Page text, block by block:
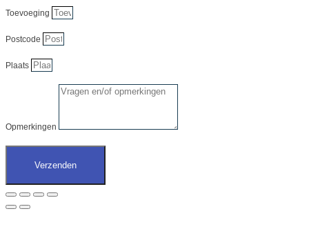
Toevoeging
Postcode
Plaats
Opmerkingen
Verzenden